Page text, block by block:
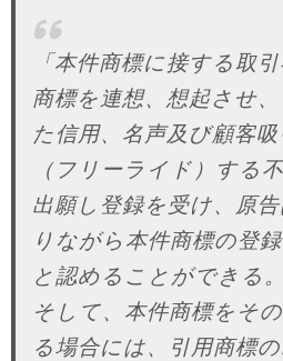
「本件商標に接する取
商標を連想、想起させ
た信用、名声及び顧客
（フリーライド）する
出願し登録を受け、原
りながら本件商標の登
と認めることができる。
そして、本件商標をそ
る場合には、引用商標